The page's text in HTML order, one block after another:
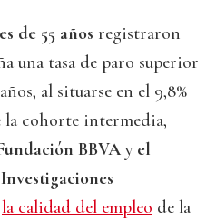
de 55 años registraron
una tasa de paro superior
al situarse en el 9,8%
la cohorte intermedia,
BBVA y el
la calidad del empleo de la